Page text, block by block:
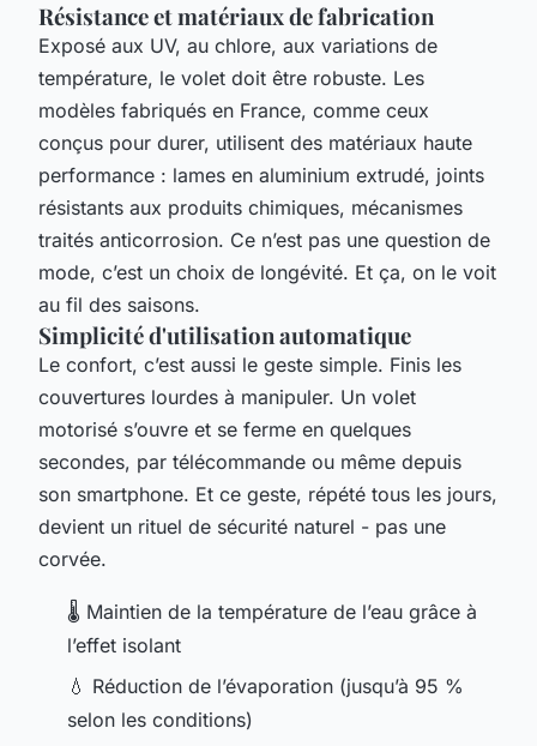
Résistance et matériaux de fabrication
Exposé aux UV, au chlore, aux variations de
température, le volet doit être robuste. Les
modèles fabriqués en France, comme ceux
conçus pour durer, utilisent des matériaux haute
performance : lames en aluminium extrudé, joints
résistants aux produits chimiques, mécanismes
traités anticorrosion. Ce n’est pas une question de
mode, c’est un choix de longévité. Et ça, on le voit
au fil des saisons.
Simplicité d'utilisation automatique
Le confort, c’est aussi le geste simple. Finis les
couvertures lourdes à manipuler. Un volet
motorisé s’ouvre et se ferme en quelques
secondes, par télécommande ou même depuis
son smartphone. Et ce geste, répété tous les jours,
devient un rituel de sécurité naturel - pas une
corvée.
🌡️ Maintien de la température de l’eau grâce à
l’effet isolant
💧 Réduction de l’évaporation (jusqu’à 95 %
selon les conditions)